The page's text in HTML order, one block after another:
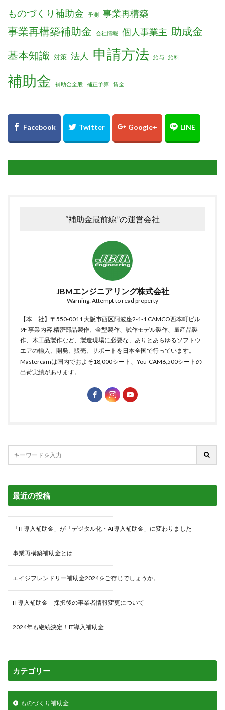
ものづくり補助金 予測 事業再構築
事業再構築補助金 会社情報 個人事業主 助成金
基本知識 対策 法人 申請方法 給与 給料
補助金 補助金全般 補正予算 賃金
“補助金最前線”の運営会社
JBMエンジニアリング株式会社
Warning: Attempt to read property
【本 社】〒550-0011 大阪市西区阿波座2-1-1 CAMCO西本町ビル
9F 事業内容 精密部品製作、金型製作、試作モデル製作、量産品製
作、木工品製作など、製造現場に必要な、ありとあらゆるソフトウ
エアの輸入、開発、販売、サポートを日本全国で行っています。
Mastercamは国内でおよそ18,000シート、You-CAM6,500シートの
出荷実績があります。
最近の投稿
「IT導入補助金」が「デジタル化・AI導入補助金」に変わりました
事業再構築補助金とは
エイジフレンドリー補助金2024をご存じでしょうか。
IT導入補助金 採択後の事業者情報変更について
2024年も継続決定！IT導入補助金
カテゴリー
ものづくり補助金